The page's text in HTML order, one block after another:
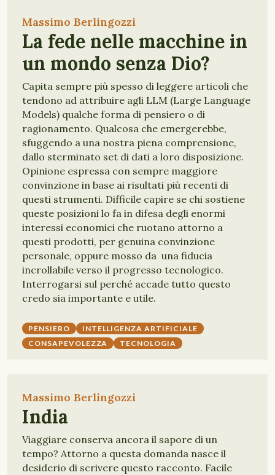
Massimo Berlingozzi
La fede nelle macchine in
un mondo senza Dio?
Capita sempre più spesso di leggere articoli che
tendono ad attribuire agli LLM (Large Language
Models) qualche forma di pensiero o di
ragionamento. Qualcosa che emergerebbe,
sfuggendo a una nostra piena comprensione,
dallo sterminato set di dati a loro disposizione.
Opinione espressa con sempre maggiore
convinzione in base ai risultati più recenti di
questi strumenti. Difficile capire se chi sostiene
queste posizioni lo fa in difesa degli enormi
interessi economici che ruotano attorno a
questi prodotti, per genuina convinzione
personale, oppure mosso da una fiducia
incrollabile verso il progresso tecnologico.
Interrogarsi sul perché accade tutto questo
credo sia importante e utile.
PENSIERO
INTELLIGENZA ARTIFICIALE
CONSAPEVOLEZZA
TECNOLOGIA
Massimo Berlingozzi
India
Viaggiare conserva ancora il sapore di un
tempo? Attorno a questa domanda nasce il
desiderio di scrivere questo racconto. Facile